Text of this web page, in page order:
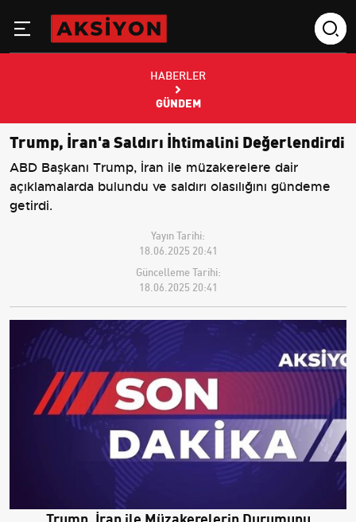
HABERLER
GÜNDEM
Trump, İran'a Saldırı İhtimalini Değerlendirdi
ABD Başkanı Trump, İran ile müzakerelere dair
açıklamalarda bulundu ve saldırı olasılığını gündeme
getirdi.
Yayın Tarihi:
18.06.2025 20:41
Güncelleme Tarihi:
18.06.2025 20:41